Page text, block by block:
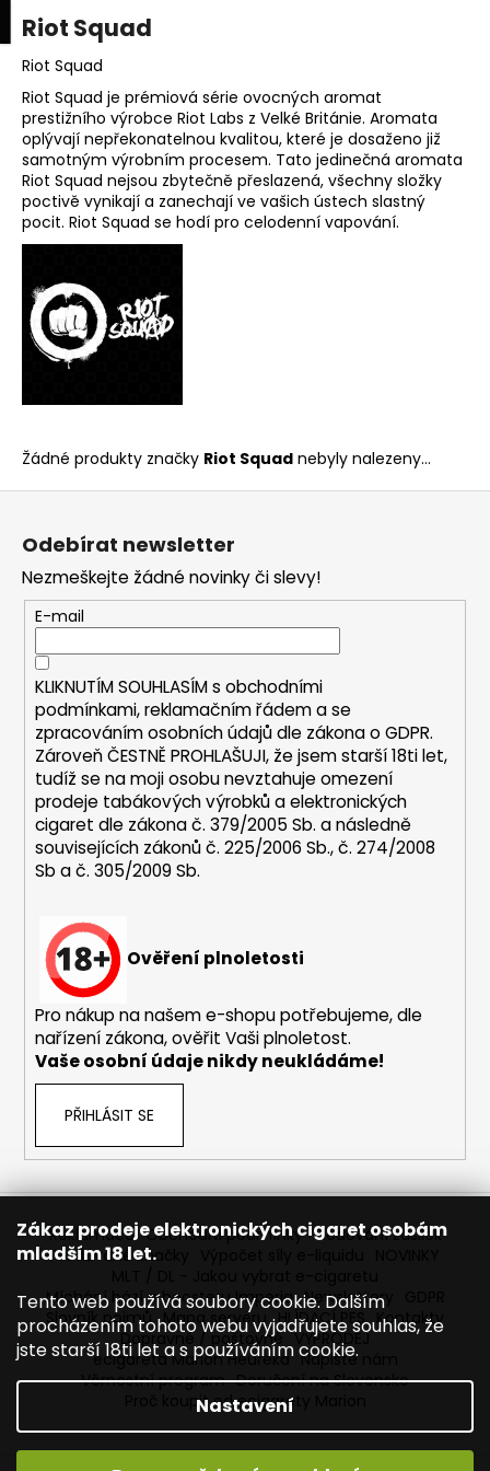
Zákaz prodeje elektronických cigaret osobám
mladším 18 let.
Tento web používá soubory cookie. Dalším
procházením tohoto webu vyjadřujete souhlas, že
jste starší 18ti let a s používáním cookie.
Nastavení
Přejít
na
obsah
Riot Squad
Riot Squad
Riot Squad je prémiová série ovocných aromat
prestižního výrobce Riot Labs z Velké Británie. Aromata
oplývají nepřekonatelnou kvalitou, které je dosaženo již
samotným výrobním procesem. Tato jedinečná aromata
Riot Squad nejsou zbytečně přeslazená, všechny složky
poctivě vynikají a zanechají ve vašich ústech slastný
pocit. Riot Squad se hodí pro celodenní vapování.
Žádné produkty značky Riot Squad nebyly nalezeny...
o
C
o
p
o
t
e
b
u
e
e
n
j
í
t
?
HLEDAT
D
o
u
m
JOYETECH
BF
ATOMIZER
0,6OHM
Kč
Odebírat newsletter
Nezmeškejte žádné novinky či slevy!
E-mail
KLIKNUTÍM SOUHLASÍM s obchodními
podmínkami,reklamačním řádem a se
zpracováním osobních údajů dle zákona oGDPR.
Zároveň ČESTNĚ PROHLAŠUJI, že jsem starší 18ti let,
tudíž se na moji osobu nevztahuje omezení
prodeje tabákových výrobků a elektronických
cigaret dle zákona č. 379/2005 Sb. a následně
souvisejících zákonů č. 225/2006 Sb., č. 274/2008
Sb a č. 305/2009 Sb.
Ověření plnoletosti
Pro nákup na našem e-shopu potřebujeme, dle
nařízení zákona, ověřit Vaši plnoletost.
Vaše osobní údaje nikdy neukládáme!
PŘIHLÁSIT SE
Reklamace Obchodní podmínky Sledování zásilek
Prodávané značky
Míchání bází a boosteru Imperia Newslettery
Slovník pojmů Mapa serveru HLÍDACÍ PES Kontakty
Dopravné / poštovné VÝPRODEJ
ecigareta Marion Heureka Napište nám
Věrnostní program Doručení na Slovensko
Proč koupit od ecigarety Marion